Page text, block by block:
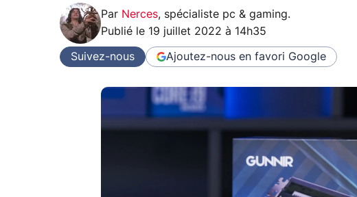
Par Nerces, spécialiste pc & gaming.
Publié le 19 juillet 2022 à 14h35
Suivez-nous Ajoutez-nous en favori Google